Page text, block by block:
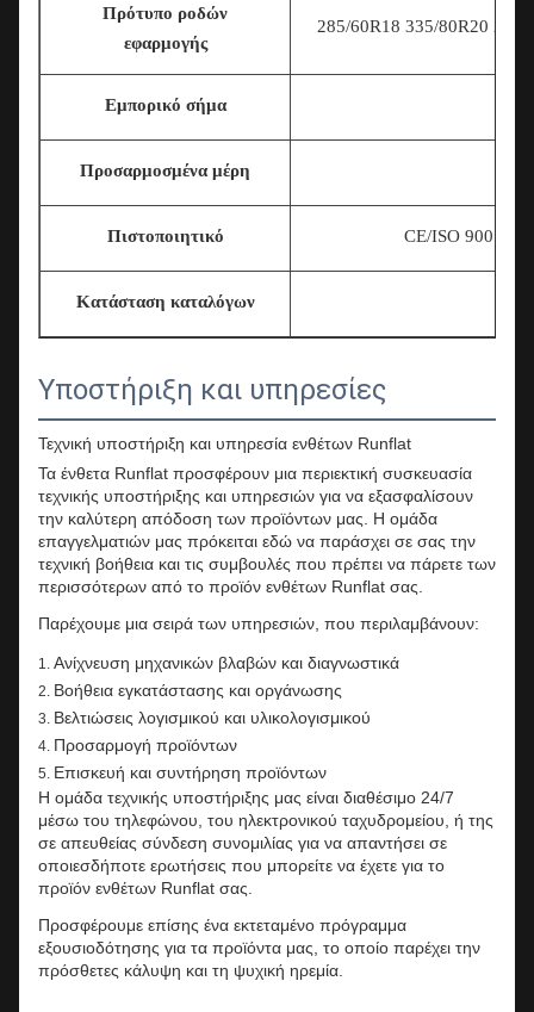
Πρότυπο ροδών
εφαρμογής
285/60R18 335/80R20
Εμπορικό σήμα
Προσαρμοσμένα μέρη
Πιστοποιητικό CE/ISO 9001/
Κατάσταση καταλόγων
Υποστήριξη και υπηρεσίες
Τεχνική υποστήριξη και υπηρεσία ενθέτων Runflat
Τα ένθετα Runflat προσφέρουν μια περιεκτική συσκευασία
τεχνικής υποστήριξης και υπηρεσιών για να εξασφαλίσουν
την καλύτερη απόδοση των προϊόντων μας. Η ομάδα
επαγγελματιών μας πρόκειται εδώ να παράσχει σε σας την
τεχνική βοήθεια και τις συμβουλές που πρέπει να πάρετε των
περισσότερων από το προϊόν ενθέτων Runflat σας.
Παρέχουμε μια σειρά των υπηρεσιών, που περιλαμβάνουν:
Ανίχνευση μηχανικών βλαβών και διαγνωστικά
Βοήθεια εγκατάστασης και οργάνωσης
Βελτιώσεις λογισμικού και υλικολογισμικού
Προσαρμογή προϊόντων
Επισκευή και συντήρηση προϊόντων
Η ομάδα τεχνικής υποστήριξης μας είναι διαθέσιμο 24/7
μέσω του τηλεφώνου, του ηλεκτρονικού ταχυδρομείου, ή της
σε απευθείας σύνδεση συνομιλίας για να απαντήσει σε
οποιεσδήποτε ερωτήσεις που μπορείτε να έχετε για το
προϊόν ενθέτων Runflat σας.
Προσφέρουμε επίσης ένα εκτεταμένο πρόγραμμα
εξουσιοδότησης για τα προϊόντα μας, το οποίο παρέχει την
πρόσθετες κάλυψη και τη ψυχική ηρεμία.